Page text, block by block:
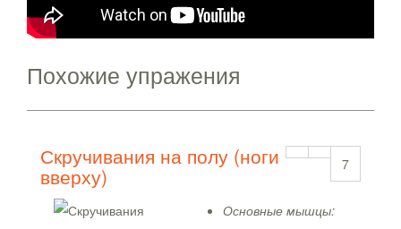
Похожие упражения
7
Скручивания на полу (ноги
вверху)
Основные мышцы: